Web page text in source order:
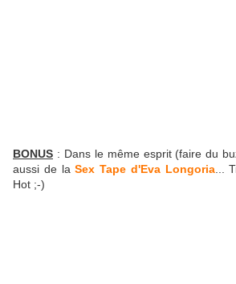
BONUS : Dans le même esprit (faire du
aussi de laSex Tape d'Eva Longoria...
Hot ;-)